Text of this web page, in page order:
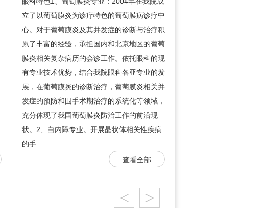
立了以葡萄膜炎为诊疗特色的葡萄膜病诊疗中
心。对于葡萄膜炎及其并发症的诊断与治疗积
累了丰富的经验，承担国内和北京地区的葡萄
膜炎相关复杂病历的会诊工作。依托眼科的现
有专业技术优势，结合我院眼科各亚专业的发
展，在葡萄膜炎的诊断治疗，葡萄膜炎相关并
发症的预防和围手术期治疗的系统化等领域，
充分体现了我国葡萄膜炎防治工作的前沿现
状。2、白内障专业。开展晶状体相关性疾病
的手…
查看全部
< >